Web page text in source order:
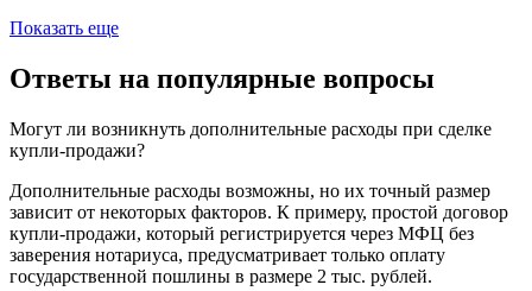
Показать еще
Ответы на популярные вопросы
Могут ли возникнуть дополнительные расходы при сделке
купли-продажи?
Дополнительные расходы возможны, но их точный размер
зависит от некоторых факторов. К примеру, простой договор
купли-продажи, который регистрируется через МФЦ без
заверения нотариуса, предусматривает только оплату
государственной пошлины в размере 2 тыс. рублей.